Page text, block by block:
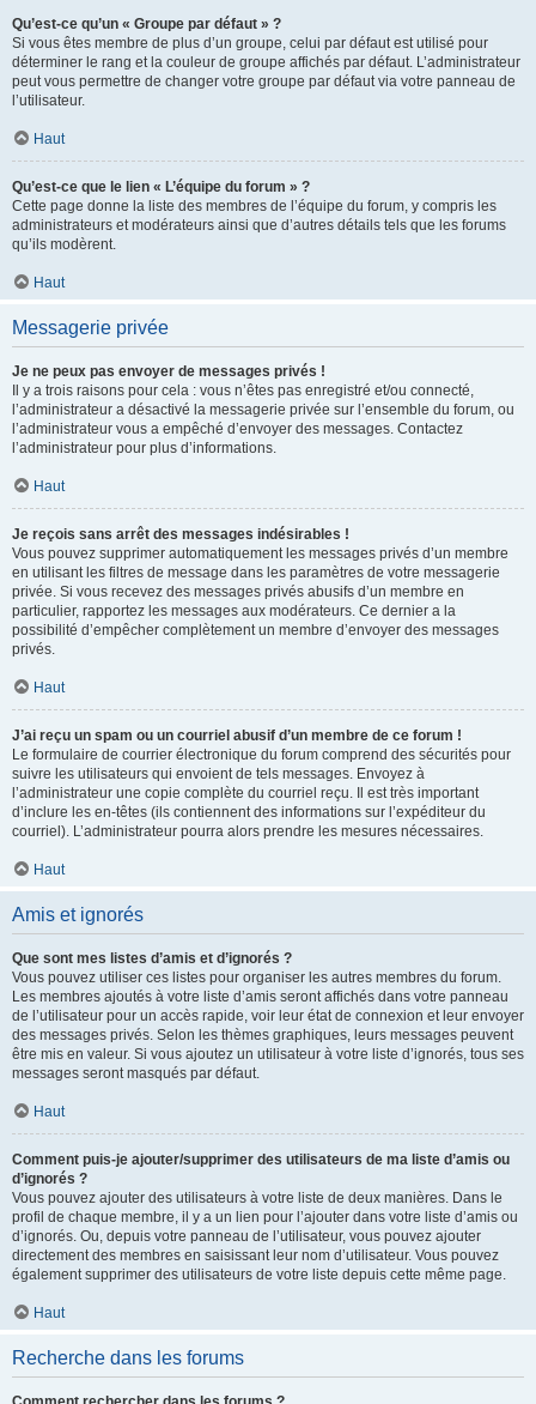
Qu’est-ce qu’un « Groupe par défaut » ?
Si vous êtes membre de plus d’un groupe, celui par défaut est utilisé pour
déterminer le rang et la couleur de groupe affichés par défaut. L’administrateur
peut vous permettre de changer votre groupe par défaut via votre panneau de
l’utilisateur.
Haut
Qu’est-ce que le lien « L’équipe du forum » ?
Cette page donne la liste des membres de l’équipe du forum, y compris les
administrateurs et modérateurs ainsi que d’autres détails tels que les forums
qu’ils modèrent.
Haut
Messagerie privée
Je ne peux pas envoyer de messages privés !
Il y a trois raisons pour cela : vous n’êtes pas enregistré et/ou connecté,
l’administrateur a désactivé la messagerie privée sur l’ensemble du forum, ou
l’administrateur vous a empêché d’envoyer des messages. Contactez
l’administrateur pour plus d’informations.
Haut
Je reçois sans arrêt des messages indésirables !
Vous pouvez supprimer automatiquement les messages privés d’un membre
en utilisant les filtres de message dans les paramètres de votre messagerie
privée. Si vous recevez des messages privés abusifs d’un membre en
particulier, rapportez les messages aux modérateurs. Ce dernier a la
possibilité d’empêcher complètement un membre d’envoyer des messages
privés.
Haut
J’ai reçu un spam ou un courriel abusif d’un membre de ce forum !
Le formulaire de courrier électronique du forum comprend des sécurités pour
suivre les utilisateurs qui envoient de tels messages. Envoyez à
l’administrateur une copie complète du courriel reçu. Il est très important
d’inclure les en-têtes (ils contiennent des informations sur l’expéditeur du
courriel). L’administrateur pourra alors prendre les mesures nécessaires.
Haut
Amis et ignorés
Que sont mes listes d’amis et d’ignorés ?
Vous pouvez utiliser ces listes pour organiser les autres membres du forum.
Les membres ajoutés à votre liste d’amis seront affichés dans votre panneau
de l’utilisateur pour un accès rapide, voir leur état de connexion et leur envoyer
des messages privés. Selon les thèmes graphiques, leurs messages peuvent
être mis en valeur. Si vous ajoutez un utilisateur à votre liste d’ignorés, tous ses
messages seront masqués par défaut.
Haut
Comment puis-je ajouter/supprimer des utilisateurs de ma liste d’amis ou
d’ignorés ?
Vous pouvez ajouter des utilisateurs à votre liste de deux manières. Dans le
profil de chaque membre, il y a un lien pour l’ajouter dans votre liste d’amis ou
d’ignorés. Ou, depuis votre panneau de l’utilisateur, vous pouvez ajouter
directement des membres en saisissant leur nom d’utilisateur. Vous pouvez
également supprimer des utilisateurs de votre liste depuis cette même page.
Haut
Recherche dans les forums